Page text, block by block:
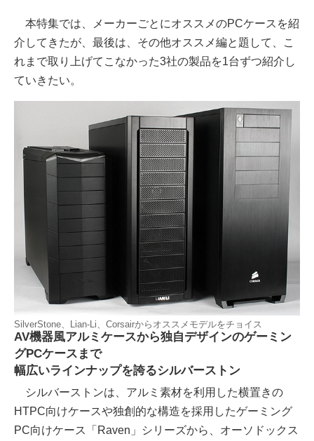
本特集では、メーカーごとにオススメのPCケースを紹
介してきたが、最後は、その他オススメ編と題して、こ
れまで取り上げてこなかった3社の製品を1台ずつ紹介し
ていきたい。
SilverStone、Lian-Li、Corsairからオススメモデルをチョイス
AV機器風アルミケースから独自デザインのゲーミン
グPCケースまで
幅広いラインナップを誇るシルバーストン
シルバーストンは、アルミ素材を利用した横置きの
HTPC向けケースや独創的な構造を採用したゲーミング
PC向けケース「Raven」シリーズから、オーソドックス